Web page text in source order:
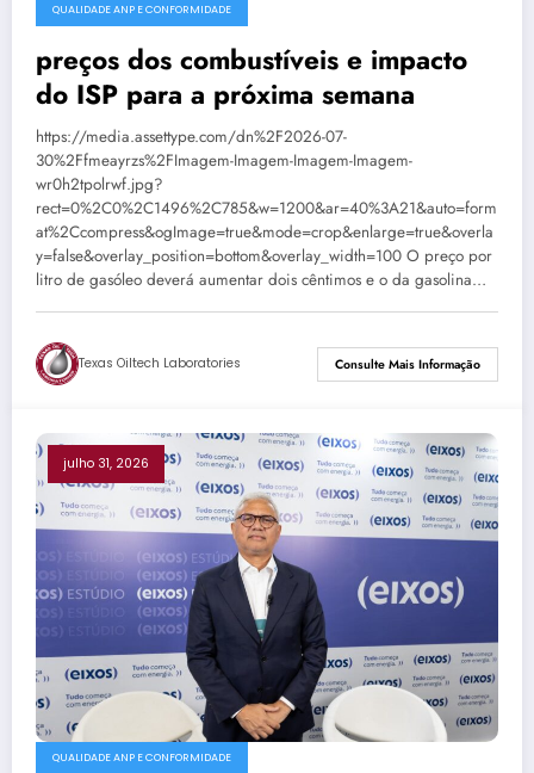
QUALIDADE ANP E CONFORMIDADE
preços dos combustíveis e impacto
do ISP para a próxima semana
https://media.assettype.com/dn%2F2026-07-
30%2Ffmeayrzs%2FImagem-Imagem-Imagem-Imagem-
wr0h2tpolrwf.jpg?
rect=0%2C0%2C1496%2C785&w=1200&ar=40%3A21&auto=form
at%2Ccompress&ogImage=true&mode=crop&enlarge=true&overla
y=false&overlay_position=bottom&overlay_width=100 O preço por
litro de gasóleo deverá aumentar dois cêntimos e o da gasolina…
Texas Oiltech Laboratories Consulte Mais Informação
julho 31, 2026
QUALIDADE ANP E CONFORMIDADE